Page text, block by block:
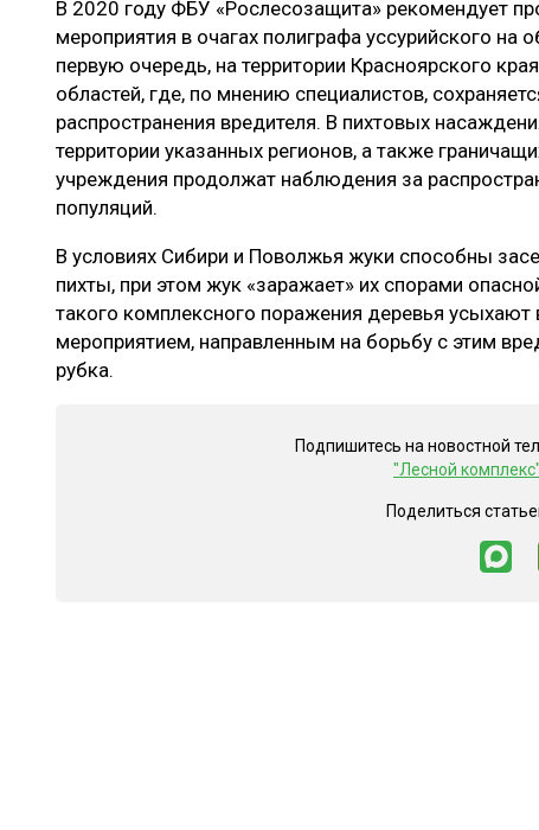
ЛЕСОВОССТАНОВЛЕНИЕ И ЗАЩИТА
ПРОИЗВОДСТВО ДРЕВЕСНЫХ ПЛИТ
СУШКА
МЕБЕЛЬНОЕ
В 2020 году ФБУ «Рослесозащита» рекомендует
мероприятия в очагах полиграфа уссурийского
первую очередь, на территории Красноярского
областей, где, по мнению специалистов,
распространения вредителя. В пихтовых
территории указанных регионов, а также
учреждения продолжат наблюдения за
популяций.
В условиях Сибири и Поволжья жуки способны
пихты, при этом жук «заражает» их спорами
такого комплексного поражения деревья
мероприятием, направленным на борьбу с этим
рубка.
Подпишитесь на новостной
"Лесной комплекс"
Поделиться